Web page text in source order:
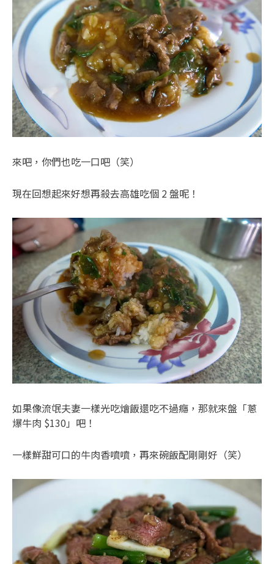
來吧，你們也吃一口吧（笑）
現在回想起來好想再殺去高雄吃個 2 盤呢！
如果像流氓夫妻一樣光吃燴飯還吃不過癮，那就來盤「蔥
爆牛肉 $130」吧！
一樣鮮甜可口的牛肉香噴噴，再來碗飯配剛剛好（笑）